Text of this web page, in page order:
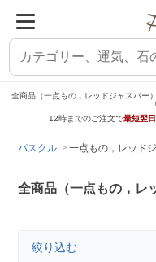
全商品（一点もの，レッドジャスパー
12時までのご注文で最短翌
パスクル 一点もの，レッド
全商品（一点もの，レ
絞り込む